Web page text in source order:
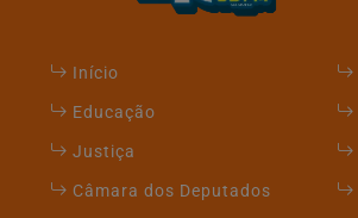
Início
Educação
Justiça
Câmara dos Deputados